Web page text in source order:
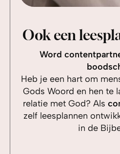
Ook een
Word
Heb je een hart om
Gods Woord en hen te
relatie met God? Als
zelf leesplannen
in de